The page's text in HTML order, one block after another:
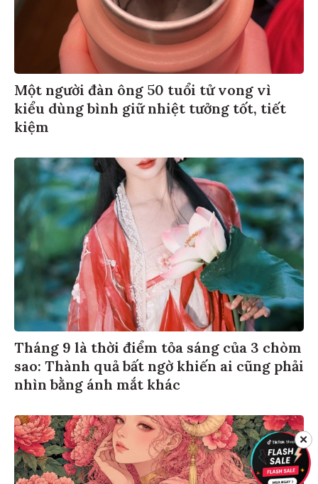
Một người đàn ông 50 tuổi tử vong vì
kiểu dùng bình giữ nhiệt tưởng tốt, tiết
kiệm
Tháng 9 là thời điểm tỏa sáng của 3 chòm
sao: Thành quả bất ngờ khiến ai cũng phải
nhìn bằng ánh mắt khác
✕